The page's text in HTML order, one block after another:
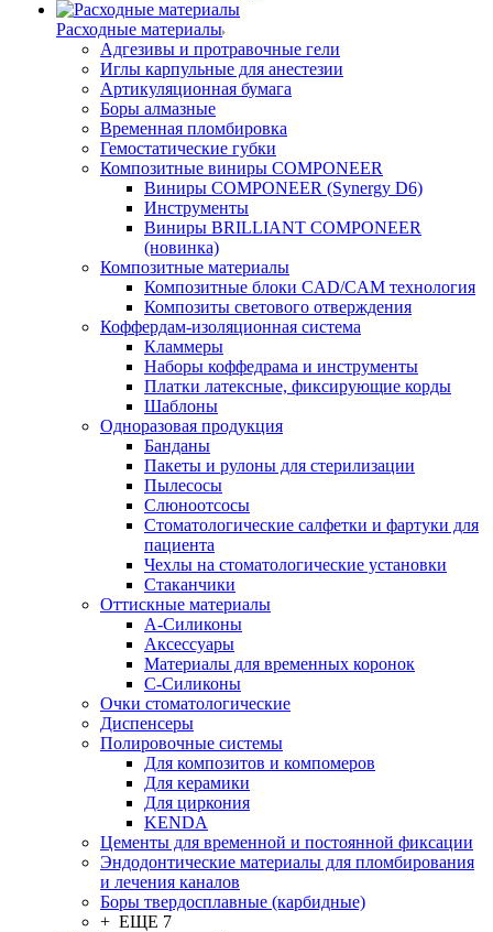
Расходные материалы
Адгезивы и протравочные гели
Иглы карпульные для анестезии
Артикуляционная бумага
Боры алмазные
Временная пломбировка
Гемостатические губки
Композитные виниры COMPONEER
Виниры COMPONEER (Synergy D6)
Инструменты
Виниры BRILLIANT COMPONEER
(новинка)
Композитные материалы
Композитные блоки CAD/СAM технология
Композиты светового отверждения
Коффердам-изоляционная система
Кламмеры
Наборы коффедрама и инструменты
Платки латексные, фиксирующие корды
Шаблоны
Одноразовая продукция
Банданы
Пакеты и рулоны для стерилизации
Пылесосы
Слюноотсосы
Стоматологические салфетки и фартуки для
пациента
Чехлы на стоматологические установки
Стаканчики
Оттискные материалы
А-Силиконы
Аксессуары
Материалы для временных коронок
С-Силиконы
Очки стоматологические
Диспенсеры
Полировочные системы
Для композитов и компомеров
Для керамики
Для циркония
KENDA
Цементы для временной и постоянной фиксации
Эндодонтические материалы для пломбирования
и лечения каналов
Боры твердосплавные (карбидные)
+ ЕЩЕ 7